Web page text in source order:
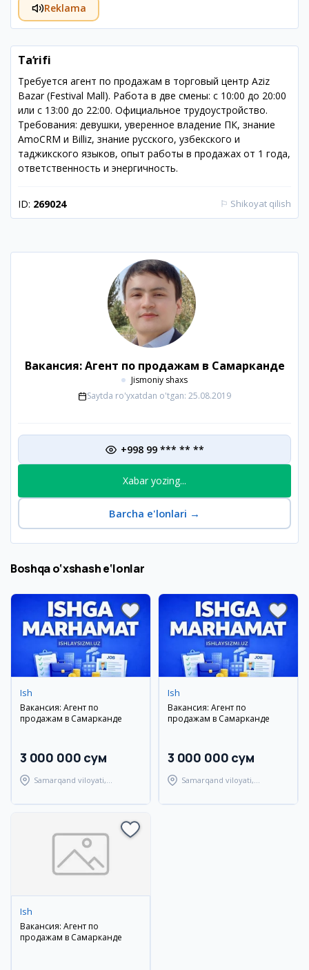
Reklama
Ta‘rifi
Требуется агент по продажам в торговый центр Aziz
Bazar (Festival Mall). Работа в две смены: с 10:00 до 20:00
или с 13:00 до 22:00. Официальное трудоустройство.
Требования: девушки, уверенное владение ПК, знание
AmoCRM и Billiz, знание русского, узбекского и
таджикского языков, опыт работы в продажах от 1 года,
ответственность и энергичность.
ID: 269024 ⚐ Shikoyat qilish
Вакансия: Агент по продажам в Самарканде
Jismoniy shaxs
Saytda ro'yxatdan o'tgan: 25.08.2019
+998 99 *** ** **
Xabar yozing...
Barcha e'lonlari →
Boshqa o‘xshash e‘lonlar
Ish
Вакансия: Агент по
продажам в Самарканде
3 000 000 сум
Samarqand viloyati,
Ish
Вакансия: Агент по
продажам в Самарканде
3 000 000 сум
Samarqand viloyati,
Ish
Вакансия: Агент по
продажам в Самарканде